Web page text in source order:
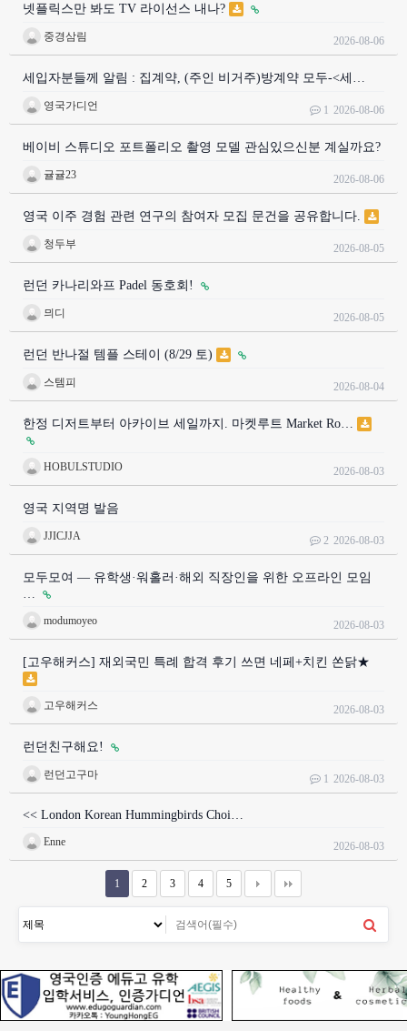
넷플릭스만 봐도 TV 라이선스 내나?
중경삼림 2026-08-06
세입자분들께 알림 : 집계약, (주인 비거주)방계약 모두-<세…
영국가디언 1 2026-08-06
베이비 스튜디오 포트폴리오 촬영 모델 관심있으신분 계실까요?
귤귤23 2026-08-06
영국 이주 경험 관련 연구의 참여자 모집 문건을 공유합니다.
청두부 2026-08-05
런던 카나리와프 Padel 동호회!
믜디 2026-08-05
런던 반나절 템플 스테이 (8/29 토)
스템피 2026-08-04
한정 디저트부터 아카이브 세일까지. 마켓루트 Market Ro…
HOBULSTUDIO 2026-08-03
영국 지역명 발음
JJICJJA 2 2026-08-03
모두모여 — 유학생·워홀러·해외 직장인을 위한 오프라인 모임
modumoyeo 2026-08-03
[고우해커스] 재외국민 특례 합격 후기 쓰면 네페+치킨 쏜닭★
고우해커스 2026-08-03
런던친구해요!
런던고구마 1 2026-08-03
<< London Korean Hummingbirds Choi…
Enne 2026-08-03
1 2 3 4 5